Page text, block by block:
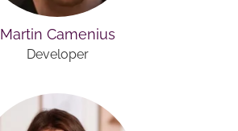
Martin Camenius
Developer